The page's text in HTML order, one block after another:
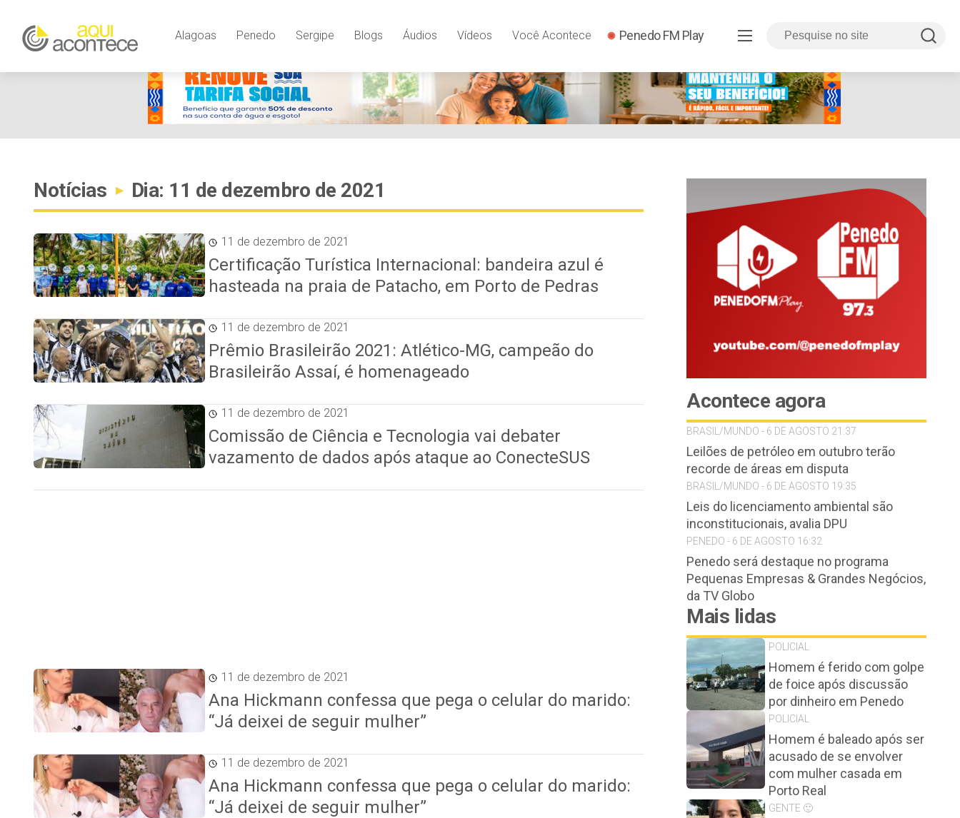
Alagoas Penedo Sergipe Blogs Áudios Vídeos Você Acontece Penedo FM Play
Notícias ▸ Dia: 11 de dezembro de 2021
11 de dezembro de 2021
Certificação Turística Internacional: bandeira azul é
hasteada na praia de Patacho, em Porto de Pedras
11 de dezembro de 2021
Prêmio Brasileirão 2021: Atlético-MG, campeão do
Brasileirão Assaí, é homenageado
11 de dezembro de 2021
Comissão de Ciência e Tecnologia vai debater
vazamento de dados após ataque ao ConecteSUS
11 de dezembro de 2021
Ana Hickmann confessa que pega o celular do marido:
“Já deixei de seguir mulher”
11 de dezembro de 2021
Ana Hickmann confessa que pega o celular do marido:
“Já deixei de seguir mulher”
Acontece agora
BRASIL/MUNDO - 6 DE AGOSTO 21:37
Leilões de petróleo em outubro terão
recorde de áreas em disputa
BRASIL/MUNDO - 6 DE AGOSTO 19:35
Leis do licenciamento ambiental são
inconstitucionais, avalia DPU
PENEDO - 6 DE AGOSTO 16:32
Penedo será destaque no programa
Pequenas Empresas & Grandes Negócios,
da TV Globo
Mais lidas
POLICIAL
Homem é ferido com golpe
de foice após discussão
por dinheiro em Penedo
POLICIAL
Homem é baleado após ser
acusado de se envolver
com mulher casada em
Porto Real
GENTE 🙂